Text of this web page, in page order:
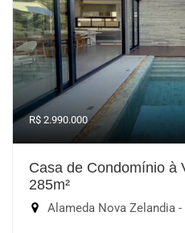
R$ 2.990.000
Casa de Condomínio à
285m²
Alameda Nova Zelandia -